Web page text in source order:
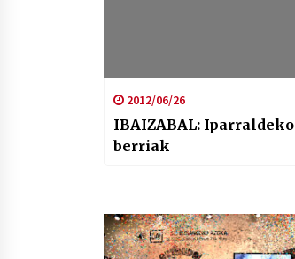
2012/06/26
IBAIZABAL: Iparraldeko
berriak